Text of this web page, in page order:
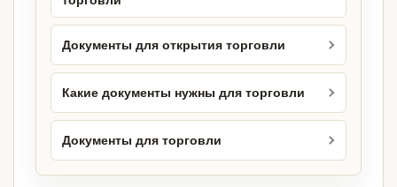
Документы для открытия торговли
Какие документы нужны для торговли
Документы для торговли